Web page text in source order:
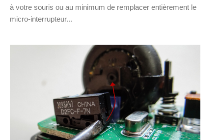
à votre souris ou au minimum de remplacer entièrement le
micro-interrupteur...